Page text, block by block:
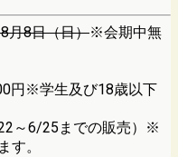
月8日（日）※会期中無
円※学生及び18歳以下
～6/25までの販売）※
す。